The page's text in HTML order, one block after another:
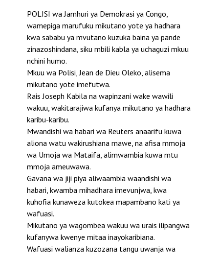
POLISI wa Jamhuri ya Demokrasi ya Congo,
wamepiga marufuku mikutano yote ya hadhara
kwa sababu ya mvutano kuzuka baina ya pande
zinazoshindana, siku mbili kabla ya uchaguzi mkuu
nchini humo.
Mkuu wa Polisi, Jean de Dieu Oleko, alisema
mikutano yote imefutwa.
Rais Joseph Kabila na wapinzani wake wawili
wakuu, wakitarajiwa kufanya mikutano ya hadhara
karibu-karibu.
Mwandishi wa habari wa Reuters anaarifu kuwa
aliona watu wakirushiana mawe, na afisa mmoja
wa Umoja wa Mataifa, alimwambia kuwa mtu
mmoja ameuwawa.
Gavana wa jiji piya aliwaambia waandishi wa
habari, kwamba mihadhara imevunjwa, kwa
kuhofia kunaweza kutokea mapambano kati ya
wafuasi.
Mikutano ya wagombea wakuu wa urais ilipangwa
kufanywa kwenye mitaa inayokaribiana.
Wafuasi walianza kuzozana tangu uwanja wa